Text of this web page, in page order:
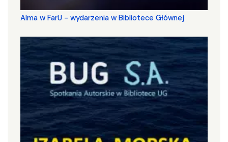
Alma w FarU - wydarzenia w Bibliotece Głównej